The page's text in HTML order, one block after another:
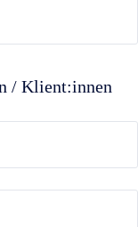
/ Klient:innen